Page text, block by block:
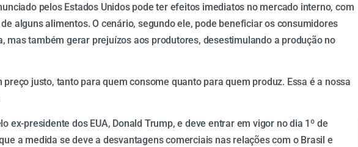
pelos Estados Unidos pode ter efeitos imediatos no mercado interno, com
alguns alimentos. O cenário, segundo ele, pode beneficiar os consumidores
mas também gerar prejuízos aos produtores, desestimulando a produção no
justo, tanto para quem consome quanto para quem produz. Essa é a nossa
ex-presidente dos EUA, Donald Trump, e deve entrar em vigor no dia 1º de
a medida se deve a desvantagens comerciais nas relações com o Brasil e